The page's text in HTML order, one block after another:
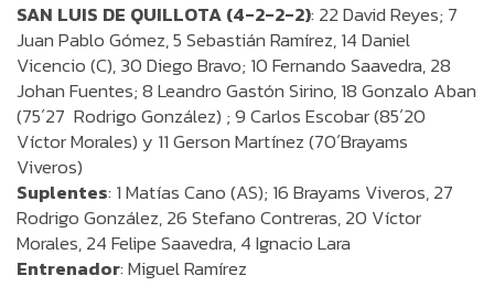
SAN LUIS DE QUILLOTA (4-2-2-2): 22 David Reyes; 7
Juan Pablo Gómez, 5 Sebastián Ramírez, 14 Daniel
Vicencio (C), 30 Diego Bravo; 10 Fernando Saavedra, 28
Johan Fuentes; 8 Leandro Gastón Sirino, 18 Gonzalo Aban
(75´27 Rodrigo González) ; 9 Carlos Escobar (85´20
Víctor Morales) y 11 Gerson Martínez (70´Brayams
Viveros)
Suplentes: 1 Matías Cano (AS); 16 Brayams Viveros, 27
Rodrigo González, 26 Stefano Contreras, 20 Víctor
Morales, 24 Felipe Saavedra, 4 Ignacio Lara
Entrenador: Miguel Ramírez